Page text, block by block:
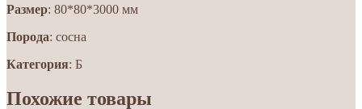
Размер: 80*80*3000 мм
Порода: сосна
Категория: Б
Похожие товары